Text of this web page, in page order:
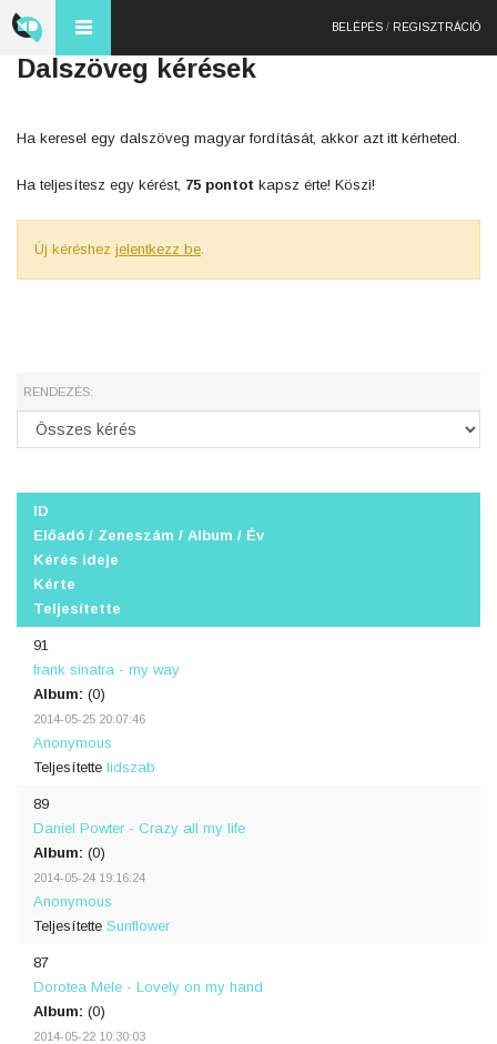
BELÉPÉS / REGISZTRÁCIÓ
Dalszöveg kérések
Ha keresel egy dalszöveg magyar fordítását, akkor azt itt kérheted.
Ha teljesítesz egy kérést, 75 pontot kapsz érte! Köszi!
Új kéréshez jelentkezz be.
RENDEZÉS:
ID
Előadó / Zeneszám / Album / Év
Kérés ideje
Kérte
Teljesítette
91
frank sinatra - my way
Album: (0)
2014-05-25 20:07:46
Anonymous
Teljesítette lidszab
89
Daniel Powter - Crazy all my life
Album: (0)
2014-05-24 19:16:24
Anonymous
Teljesítette Sunflower
87
Dorotea Mele - Lovely on my hand
Album: (0)
2014-05-22 10:30:03